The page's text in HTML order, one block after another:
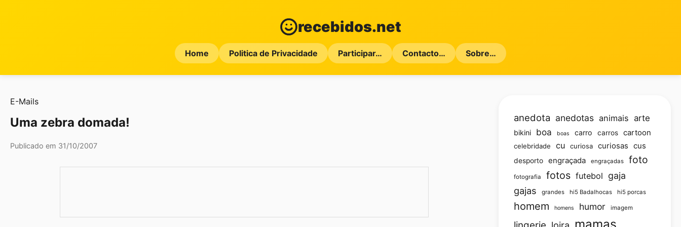
recebidos.net
Home Politica de Privacidade Participar… Contacto… Sobre…
E-Mails
Uma zebra domada!
Publicado em 31/10/2007
anedota anedotas animais arte
bikini boa boas carro carros cartoon
celebridade cu curiosa curiosas cus
desporto engraçada engraçadas foto
fotografia fotos futebol gaja
gajas grandes hi5 Badalhocas hi5 porcas
homem homens humor imagem
mamas